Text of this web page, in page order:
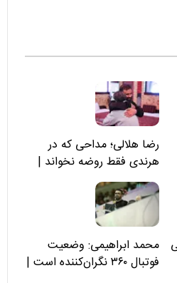
رضا هلالی؛ مداحی که در
هرندی فقط روضه نخواند |
مسئولان «تکیه‌گاه آقا مرتضی
علی(ع)» را جدی‌تر ببینند
محمد ابراهیمی: وضعیت
فوتبال ۳۶۰ نگران‌کننده است |